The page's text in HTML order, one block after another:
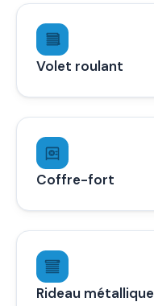
Volet roulant
Coffre-fort
Rideau métallique